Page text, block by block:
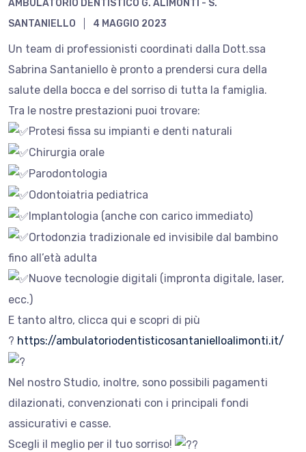
AMBULATORIO DENTISTICO G. ALIMONTI - S.
SANTANIELLO
4 MAGGIO 2023
Un team di professionisti coordinati dalla Dott.ssa
Sabrina Santaniello è pronto a prendersi cura della
salute della bocca e del sorriso di tutta la famiglia.
Tra le nostre prestazioni puoi trovare:
Protesi fissa su impianti e denti naturali
Chirurgia orale
Parodontologia
Odontoiatria pediatrica
Implantologia (anche con carico immediato)
Ortodonzia tradizionale ed invisibile dal bambino
fino all’età adulta
Nuove tecnologie digitali (impronta digitale, laser,
ecc.)
E tanto altro, clicca qui e scopri di più
? https://ambulatoriodentisticosantanielloalimonti.it/
Nel nostro Studio, inoltre, sono possibili pagamenti
dilazionati, convenzionati con i principali fondi
assicurativi e casse.
Scegli il meglio per il tuo sorriso!